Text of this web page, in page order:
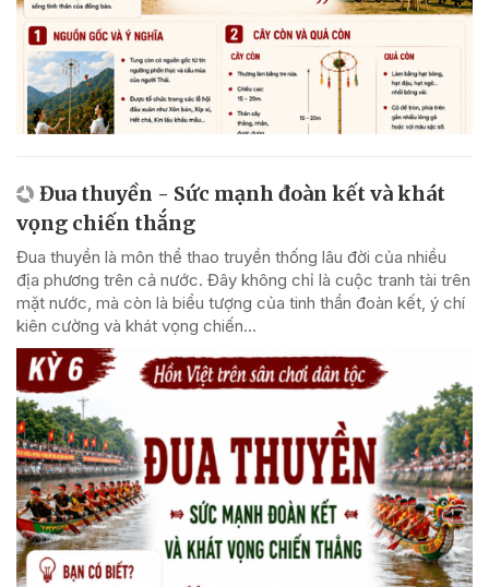
Đua thuyền - Sức mạnh đoàn kết và khát
vọng chiến thắng
Đua thuyền là môn thể thao truyền thống lâu đời của nhiều
địa phương trên cả nước. Đây không chỉ là cuộc tranh tài trên
mặt nước, mà còn là biểu tượng của tinh thần đoàn kết, ý chí
kiên cường và khát vọng chiến...